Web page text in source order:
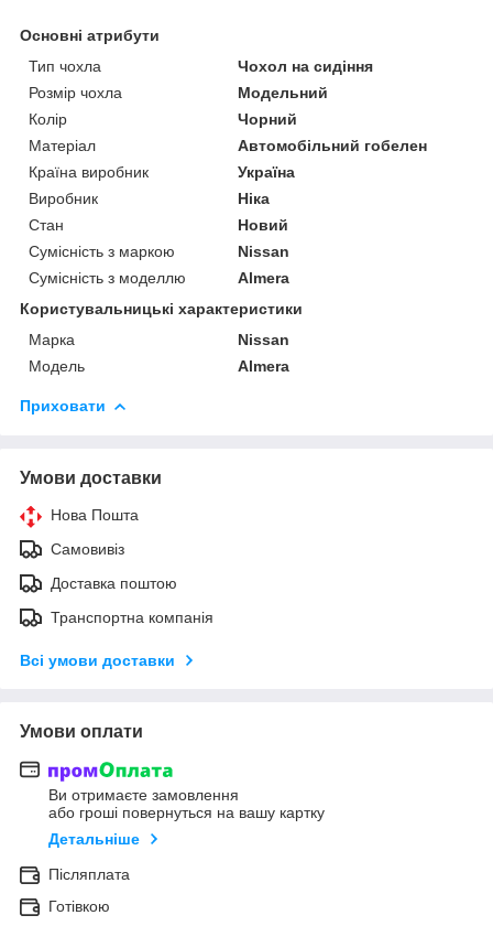
Основні атрибути
Тип чохла
Чохол на сидіння
Розмір чохла
Модельний
Колір
Чорний
Матеріал
Автомобільний гобелен
Країна виробник
Україна
Виробник
Ніка
Стан
Новий
Сумісність з маркою
Nissan
Сумісність з моделлю
Almera
Користувальницькі характеристики
Марка
Nissan
Модель
Almera
Приховати
Умови доставки
Нова Пошта
Самовивіз
Доставка поштою
Транспортна компанія
Всі умови доставки
Умови оплати
Ви отримаєте замовлення
або гроші повернуться на вашу картку
Детальніше
Післяплата
Готівкою